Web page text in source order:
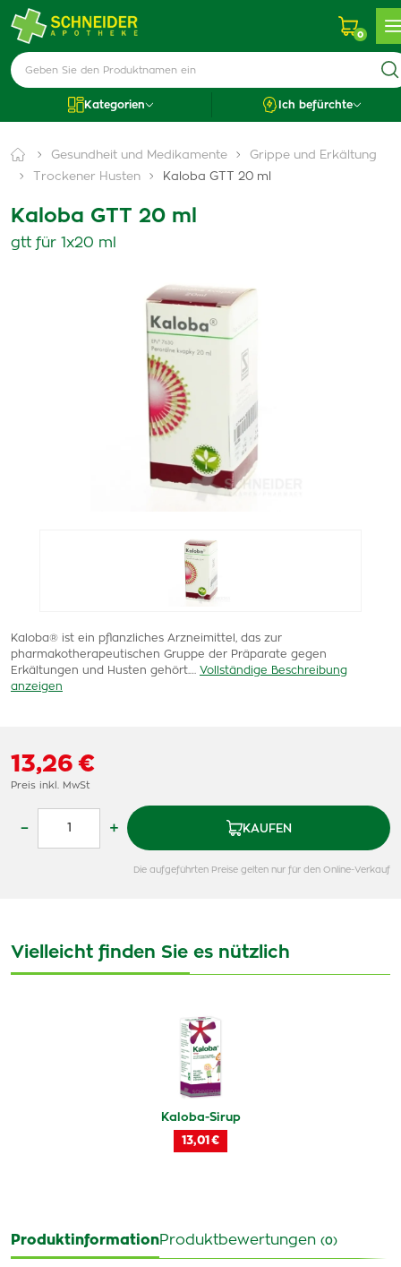
0
Kategorien Ich befürchte
Gesundheit und Medikamente
Grippe und Erkältung
Trockener Husten
Kaloba GTT 20 ml
Kaloba GTT 20 ml
gtt für 1x20 ml
Kaloba® ist ein pflanzliches Arzneimittel, das zur
pharmakotherapeutischen Gruppe der Präparate gegen
Erkältungen und Husten gehört.…
Vollständige Beschreibung
anzeigen
13,26 €
Preis inkl. MwSt
– + KAUFEN
Die aufgeführten Preise gelten nur für den Online-Verkauf
Vielleicht finden Sie es nützlich
Kaloba-Sirup
13,01 €
ProduktinformationProduktbewertungen (0)